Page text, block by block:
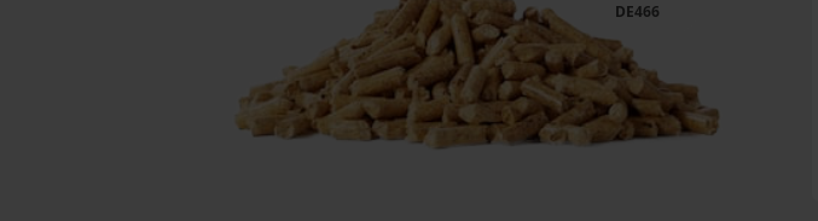
DE466